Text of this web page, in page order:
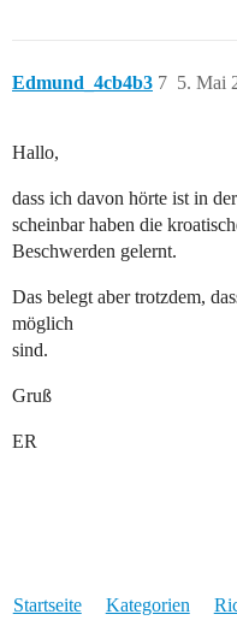
Edmund_4cb4b3 5. Mai
7
Hallo,
dass ich davon hörte ist in
scheinbar haben die
Beschwerden gelernt.
Das belegt aber trotzdem,
möglich
sind.
Gruß
ER
Startseite Kategorien